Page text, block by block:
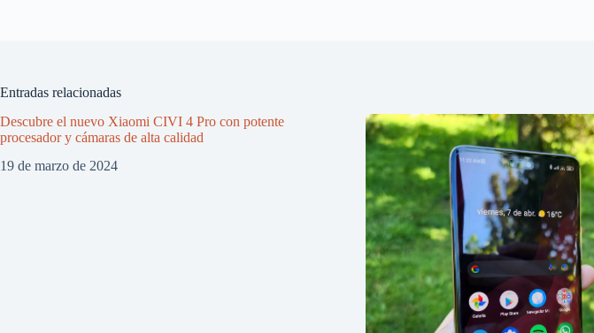
Entradas relacionadas
Descubre el nuevo Xiaomi CIVI 4 Pro con potente
procesador y cámaras de alta calidad
19 de marzo de 2024